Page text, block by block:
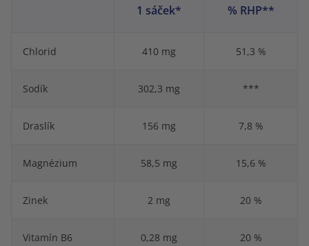
1 sáček* % RHP**
Chlorid 410 mg 51,3 %
Sodík 302,3 mg ***
Draslík 156 mg 7,8 %
Magnézium 58,5 mg 15,6 %
Zinek 2 mg 20 %
Vitamín B6 0,28 mg 20 %